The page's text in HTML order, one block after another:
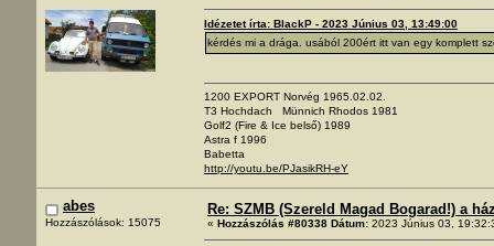
Idézetet írta: BlackP - 2023 Június 03, 13:49:00
kérdés mi a drága. usából 200ért itt van egy komplett
1200 EXPORT Norvég 1965.02.02.
T3 Hochdach Münnich Rhodos 1981
Golf2 (Fire & Ice belső) 1989
Astra f 1996
Babetta
http://youtu.be/PJasikRH-eY
abes
Hozzászólások: 15075
Re: SZMB (Szereld Magad Bogarad!) a
« Hozzászólás #80338 Dátum: 2023 Június 03,